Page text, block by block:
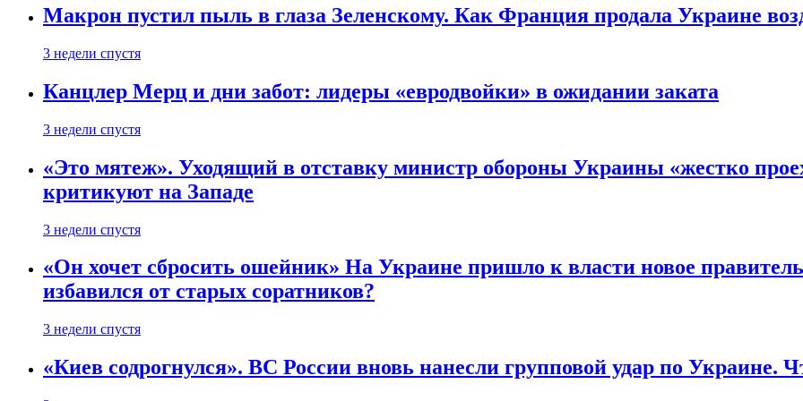
Макрон пустил пыль в глаза Зеленскому. Как Франция продала Украине
3 недели спустя
Канцлер Мерц и дни забот: лидеры «евродвойки» в ожидании заката
3 недели спустя
«Это мятеж». Уходящий в отставку министр обороны Украины «жестко
критикуют на Западе
3 недели спустя
«Он хочет сбросить ошейник» На Украине пришло к власти новое
избавился от старых соратников?
3 недели спустя
«Киев содрогнулся». ВС России вновь нанесли групповой удар по Украине.